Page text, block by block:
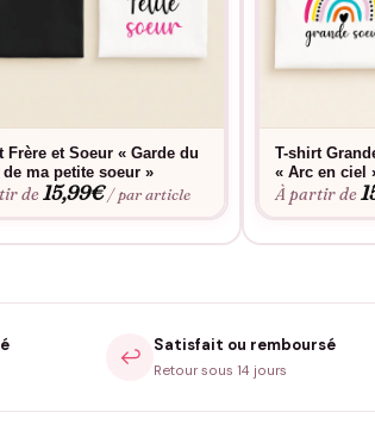
Frère et Soeur « Garde du
ma petite soeur »
de15,99€ / par article
T-shirt
« Arc en ciel
À partir de
↩️ Satisfait ou remboursé
Retour sous 14 jours